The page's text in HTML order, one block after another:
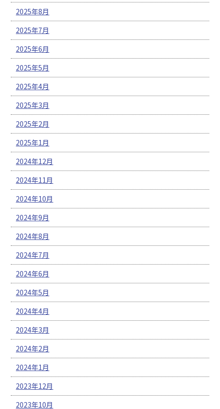
2025年8月
2025年7月
2025年6月
2025年5月
2025年4月
2025年3月
2025年2月
2025年1月
2024年12月
2024年11月
2024年10月
2024年9月
2024年8月
2024年7月
2024年6月
2024年5月
2024年4月
2024年3月
2024年2月
2024年1月
2023年12月
2023年10月